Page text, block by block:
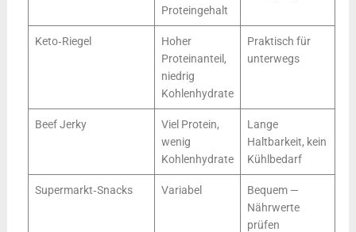
Proteingehalt
Keto‑Riegel
Hoher
Proteinanteil,
niedrig
Kohlenhydrate
Praktisch für
unterwegs
Beef Jerky
Viel Protein,
wenig
Kohlenhydrate
Lange
Haltbarkeit, kein
Kühlbedarf
Supermarkt‑Snacks Variabel
Bequem —
Nährwerte
prüfen